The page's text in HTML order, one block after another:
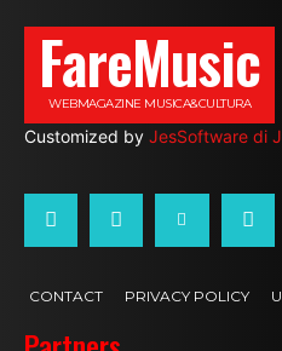
FareMusic
WEBMAGAZINE MUSICA&CULTURA
Customized by JesSoftware di
CONTACT PRIVACY POLICY